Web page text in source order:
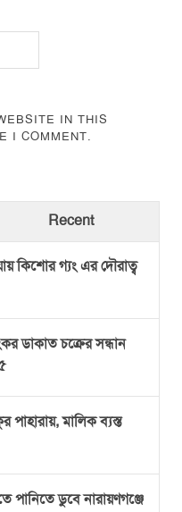
IN THIS
I COMMENT.
Recent
কিশোর গ্যং এর দৌরাত্ব
ডাকাত চক্রের সন্ধান
পাহারায়, মালিক ব্যস্ত
পানিতে ডুবে নারায়ণগঞ্জে